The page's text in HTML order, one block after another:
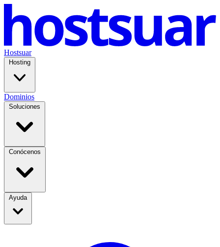
Hostsuar
Hosting
Dominios
Soluciones
Conócenos
Ayuda